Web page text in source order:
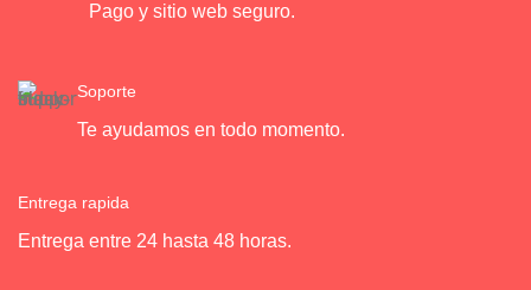
Pago y sitio web seguro.
Soporte
Te ayudamos en todo momento.
Entrega rapida
Entrega entre 24 hasta 48 horas.